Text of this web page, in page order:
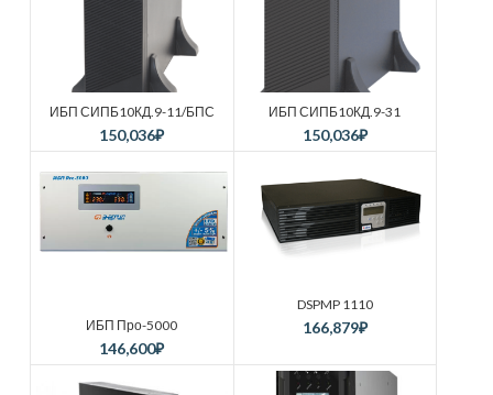
ИБП СИПБ10КД.9-11/БПС
150,036₽
ИБП СИПБ10КД.9-31
150,036₽
ИБП Про-5000
146,600₽
DSPMP 1110
166,879₽